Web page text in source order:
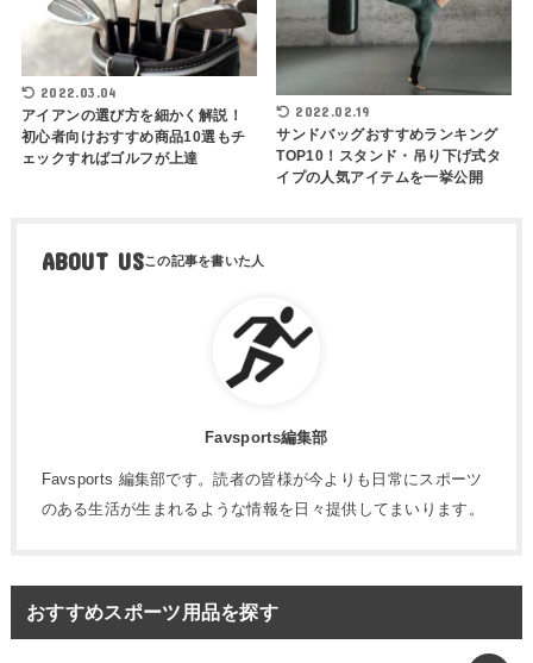
2022.03.04
アイアンの選び方を細かく解説！
初心者向けおすすめ商品10選もチ
ェックすればゴルフが上達
2022.02.19
サンドバッグおすすめランキング
TOP10！スタンド・吊り下げ式タ
イプの人気アイテムを一挙公開
ABOUT US
Favsports編集部
Favsports 編集部です。読者の皆様が今よりも日常にスポーツ
のある生活が生まれるような情報を日々提供してまいります。
おすすめスポーツ用品を探す